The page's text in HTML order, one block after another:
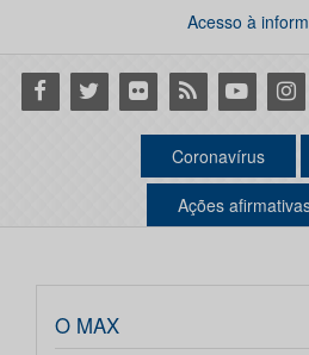
Acesso à
Facebook
Twitter Flickr RSS Youtube
Coronavírus
Ações
O MAX